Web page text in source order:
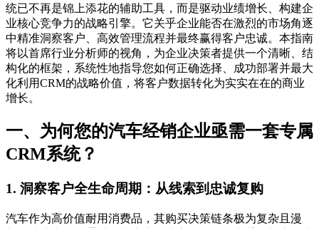
统已不再是锦上添花的辅助工具，而是驱动业绩增长、构建企
业核心竞争力的战略引擎。它关乎企业能否在激烈的市场角逐
中精准洞察客户、高效管理流程并最终赢得客户忠诚。本指南
将以首席行业分析师的视角，为企业决策者提供一个清晰、结
构化的框架，系统性地指导您如何正确选择、成功部署并最大
化利用CRM的战略价值，将客户数据转化为实实在在的商业
增长。
一、为何您的汽车经销企业亟需一套专属
CRM系统？
1. 洞察客户全生命周期：从线索到忠诚复购
汽车作为高价值耐用消费品，其购买决策链条极为复杂且漫